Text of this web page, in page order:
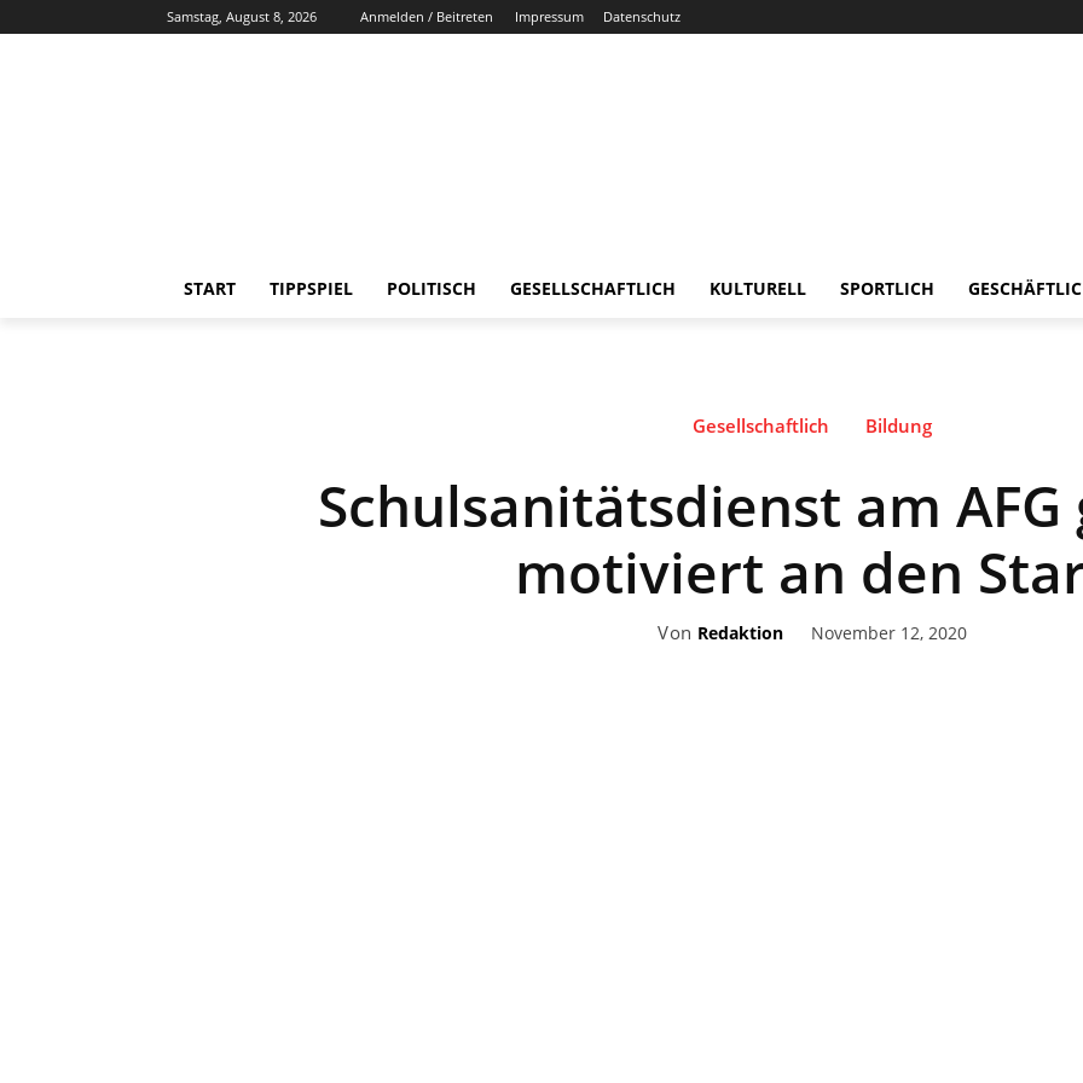
Samstag, August 8, 2026 Anmelden / Beitreten Impressum Datenschutz
START TIPPSPIEL POLITISCH GESELLSCHAFTLICH KULTURELL SPORTLICH
Gesellschaftlich Bildung
Schulsanitätsdienst am
motiviert an den
Von Redaktion November 12, 2020